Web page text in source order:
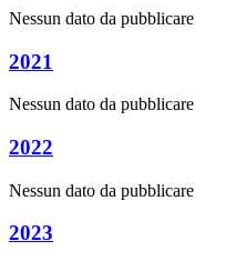
Nessun dato da pubblicare
2021
Nessun dato da pubblicare
2022
Nessun dato da pubblicare
2023